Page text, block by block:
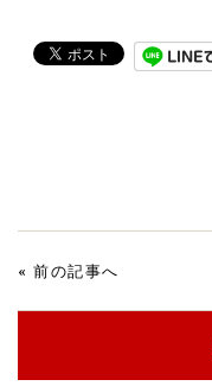
« 前の記事へ